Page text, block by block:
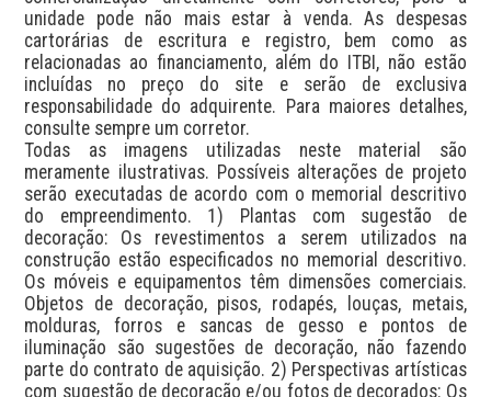
unidade pode não mais estar à venda. As despesas
cartorárias de escritura e registro, bem como as
relacionadas ao financiamento, além do ITBI, não estão
incluídas no preço do site e serão de exclusiva
responsabilidade do adquirente. Para maiores detalhes,
consulte sempre um corretor.
Todas as imagens utilizadas neste material são
meramente ilustrativas. Possíveis alterações de projeto
serão executadas de acordo com o memorial descritivo
do empreendimento. 1) Plantas com sugestão de
decoração: Os revestimentos a serem utilizados na
construção estão especificados no memorial descritivo.
Os móveis e equipamentos têm dimensões comerciais.
Objetos de decoração, pisos, rodapés, louças, metais,
molduras, forros e sancas de gesso e pontos de
iluminação são sugestões de decoração, não fazendo
parte do contrato de aquisição. 2) Perspectivas artísticas
com sugestão de decoração e/ou fotos de decorados: Os